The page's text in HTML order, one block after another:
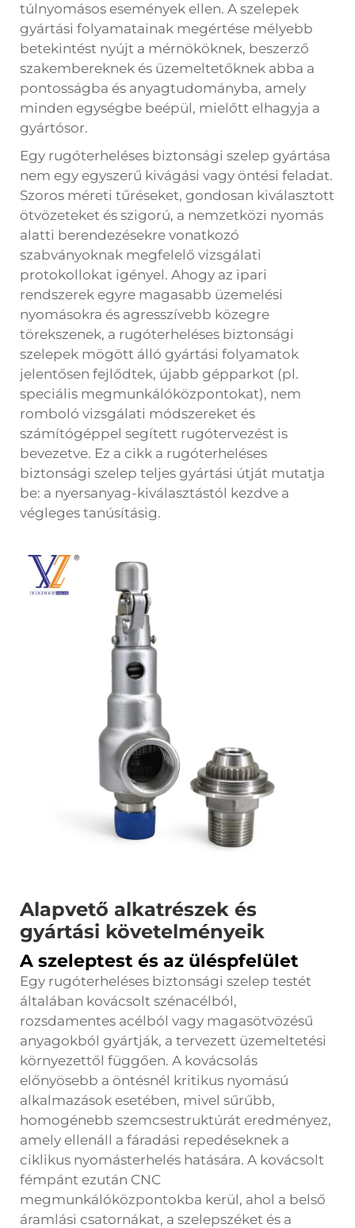
túlnyomásos események ellen. A szelepek
gyártási folyamatainak megértése mélyebb
betekintést nyújt a mérnököknek, beszerző
szakembereknek és üzemeltetőknek abba a
pontosságba és anyagtudományba, amely
minden egységbe beépül, mielőtt elhagyja a
gyártósor.
Egy rugóterheléses biztonsági szelep gyártása
nem egy egyszerű kivágási vagy öntési feladat.
Szoros méreti tűréseket, gondosan kiválasztott
ötvözeteket és szigorú, a nemzetközi nyomás
alatti berendezésekre vonatkozó
szabványoknak megfelelő vizsgálati
protokollokat igényel. Ahogy az ipari
rendszerek egyre magasabb üzemelési
nyomásokra és agresszívebb közegre
törekszenek, a rugóterheléses biztonsági
szelepek mögött álló gyártási folyamatok
jelentősen fejlődtek, újabb gépparkot (pl.
speciális megmunkálóközpontokat), nem
romboló vizsgálati módszereket és
számítógéppel segített rugótervezést is
bevezetve. Ez a cikk a rugóterheléses
biztonsági szelep teljes gyártási útját mutatja
be: a nyersanyag-kiválasztástól kezdve a
végleges tanúsításig.
Alapvető alkatrészek és
gyártási követelményeik
A szeleptest és az üléspfelület
Egy rugóterheléses biztonsági szelep testét
általában kovácsolt szénacélból,
rozsdamentes acélból vagy magasötvözésű
anyagokból gyártják, a tervezett üzemeltetési
környezettől függően. A kovácsolás
előnyösebb a öntésnél kritikus nyomású
alkalmazások esetében, mivel sűrűbb,
homogénebb szemcsestruktúrát eredményez,
amely ellenáll a fáradási repedéseknek a
ciklikus nyomásterhelés hatására. A kovácsolt
fémpánt ezután CNC
megmunkálóközpontokba kerül, ahol a belső
áramlási csatornákat, a szelepszéket és a